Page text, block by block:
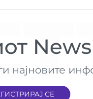
најновите
СЕ